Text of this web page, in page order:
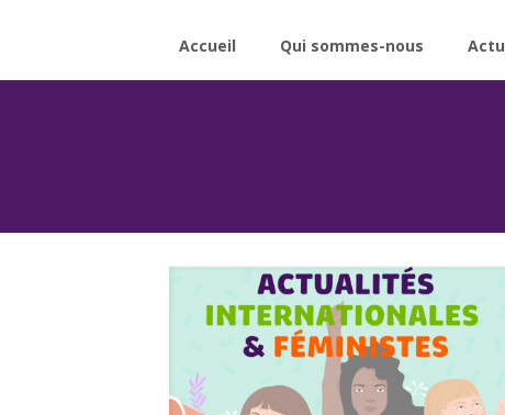
Accueil Qui sommes-nous